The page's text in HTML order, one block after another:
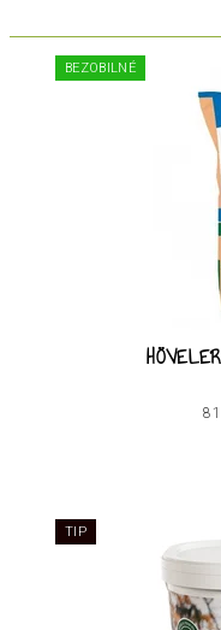
BEZOBILNÉ
TIP